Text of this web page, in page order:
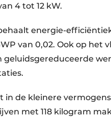
4 tot 12 kW.
energie-
van 0,02. Ook op het
geluidsgereduceerde
de kleinere
met 118 kilogram